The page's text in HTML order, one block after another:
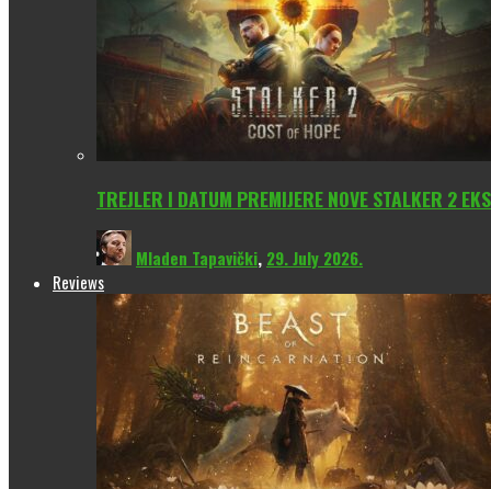
TREJLER I DATUM PREMIJERE NOVE STALKER 2
Mladen Tapavički, 29. July 2026.
Reviews